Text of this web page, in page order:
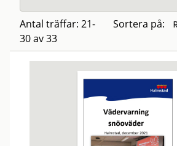
Antal träffar: 21-
30 av 33
Sortera på: